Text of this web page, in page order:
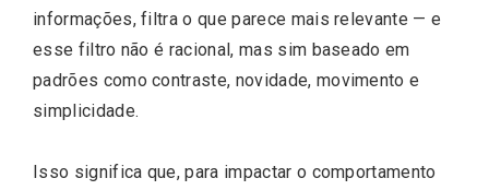
informações, filtra o que parece mais relevante — e
esse filtro não é racional, mas sim baseado em
padrões como contraste, novidade, movimento e
simplicidade.
Isso significa que, para impactar o comportamento